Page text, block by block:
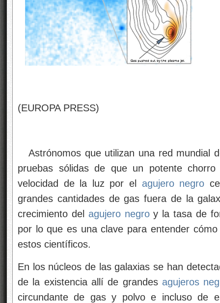
(EUROPA PRESS)
Astrónomos que utilizan una red mundial
pruebas sólidas de que un potente
velocidad de la luz por el agujero negro
grandes cantidades de gas fuera de la
crecimiento del agujero negroy la tasa de
por lo que es una clave para entender
estos científicos.
En los núcleos de las galaxias se han
de la existencia allí de grandes agujeros
circundante de gas y polvo e incluso de